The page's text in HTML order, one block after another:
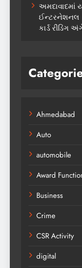
અમદાવાદમાં
ઈન્ટરનેશનલ
કાર્ડ રીડિંગ
Ahmedabad
Auto
automobile
Award
Business
Crime
CSR Activity
digital